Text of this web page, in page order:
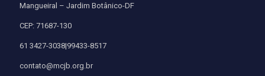
Mangueiral – Jardim Botânico-DF
CEP: 71687-130
61 3427-3038|99433-8517
contato@mcjb.org.br